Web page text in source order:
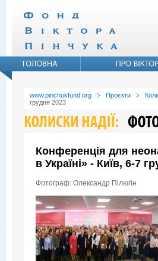
www.pinchukfund.org Проєкти
грудня 2023
Конференція для
в Україні» - Київ, 6-7
Фотограф: Олександр Пілюгін